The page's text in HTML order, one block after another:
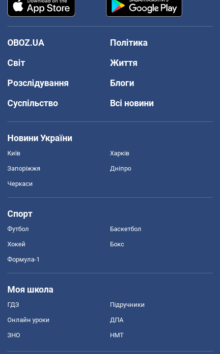
OBOZ.UA
Політика
Світ
Життя
Розслідування
Блоги
Суспільство
Всі новини
Новини України
Київ Харків
Запоріжжя Дніпро
Черкаси
Спорт
Футбол Баскетбол
Хокей Бокс
Формула-1
Моя школа
ГДЗ Підручники
Онлайн уроки ДПА
ЗНО НМТ